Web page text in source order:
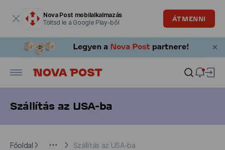
Nova Post mobilalkalmazás
Töltsd le a Google Play-ből
ÁTMENNI
Szállítás az USA-ba
Főoldal
Szállítás az USA-ba